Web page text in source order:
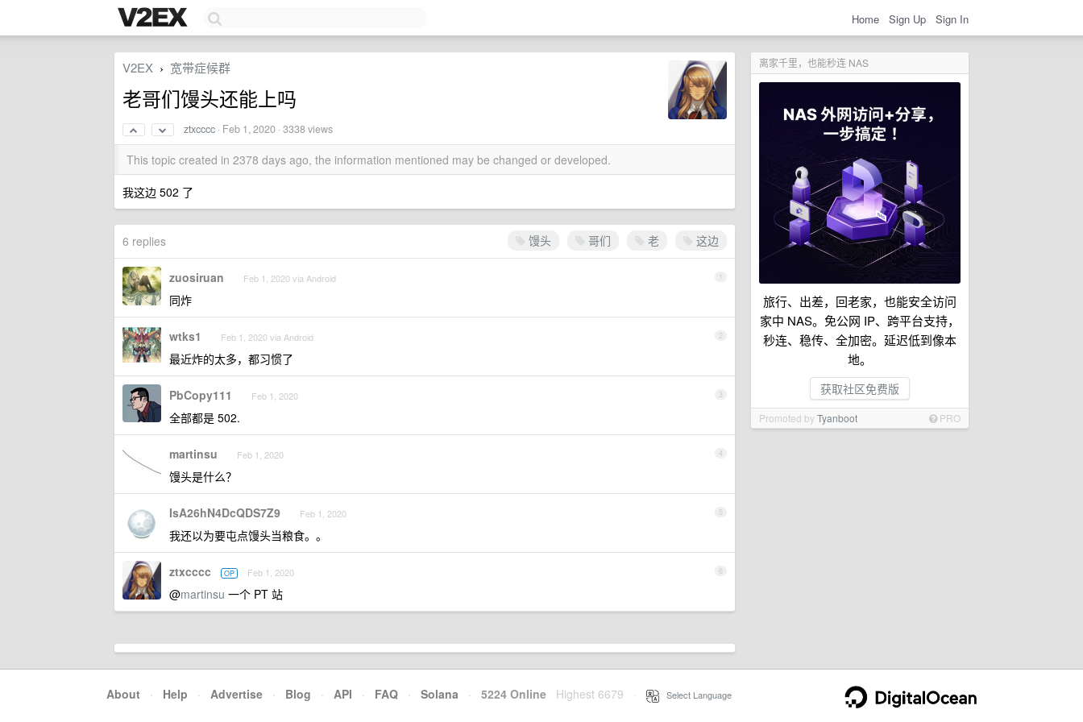
Home Sign Up Sign In
离家千里，也能秒连 NAS
旅行、出差，回老家，也能安全访问
家中 NAS。免公网 IP、跨平台支持，
秒连、稳传、全加密。延迟低到像本
地。
获取社区免费版
Promoted byTyanboot PRO
V2EX › 宽带症候群
老哥们馒头还能上吗
ztxcccc · Feb 1, 2020 · 3338 views
This topic created in 2378 days ago, the information mentioned may be changed or developed.
我这边 502 了
馒头 哥们 老 这边
6 replies
1
zuosiruan Feb 1, 2020 via Android
同炸
2
wtks1 Feb 1, 2020 via Android
最近炸的太多，都习惯了
3
PbCopy111 Feb 1, 2020
全部都是 502.
4
martinsu Feb 1, 2020
馒头是什么？
5
IsA26hN4DcQDS7Z9 Feb 1, 2020
我还以为要屯点馒头当粮食。。
6
ztxcccc OP Feb 1, 2020
@martinsu 一个 PT 站
About · Help · Advertise · Blog · API · FAQ · Solana · 5224 Online Highest 6679 Select Language